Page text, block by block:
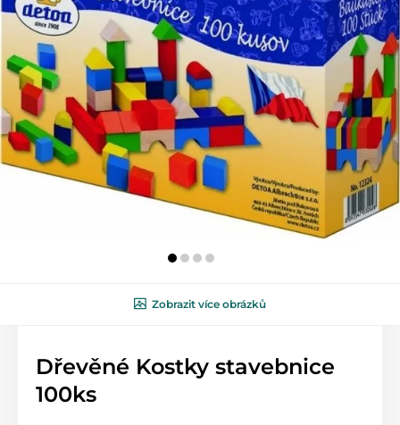
Zobrazit více obrázků
Dřevěné Kostky stavebnice
100ks